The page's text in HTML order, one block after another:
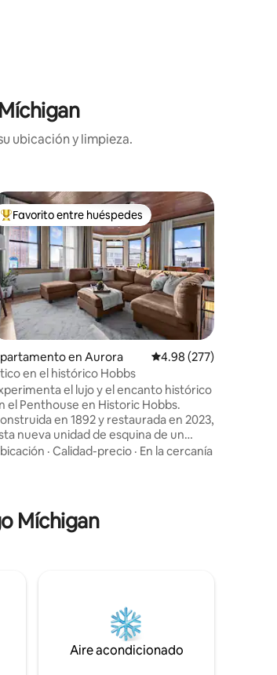
ubicación y limpieza.
4.92 de 5, 886 reseñas
Favorito entre huéspedes preferido
Favorito entre huéspedes
en Aurora Calificación promedio:
4.98 (277)
en el histórico Hobbs
el lujo y el encanto histórico
el Penthouse en Historic Hobbs.
en 1892 y restaurada en 2023,
nueva unidad de esquina de un
ofrece una vista panorámica
bahía de la ventana bajo la icónica
de cebolla. Relájate en el
· Calidad-precio · En la cercanía
Míchigan
Aire acondicionado